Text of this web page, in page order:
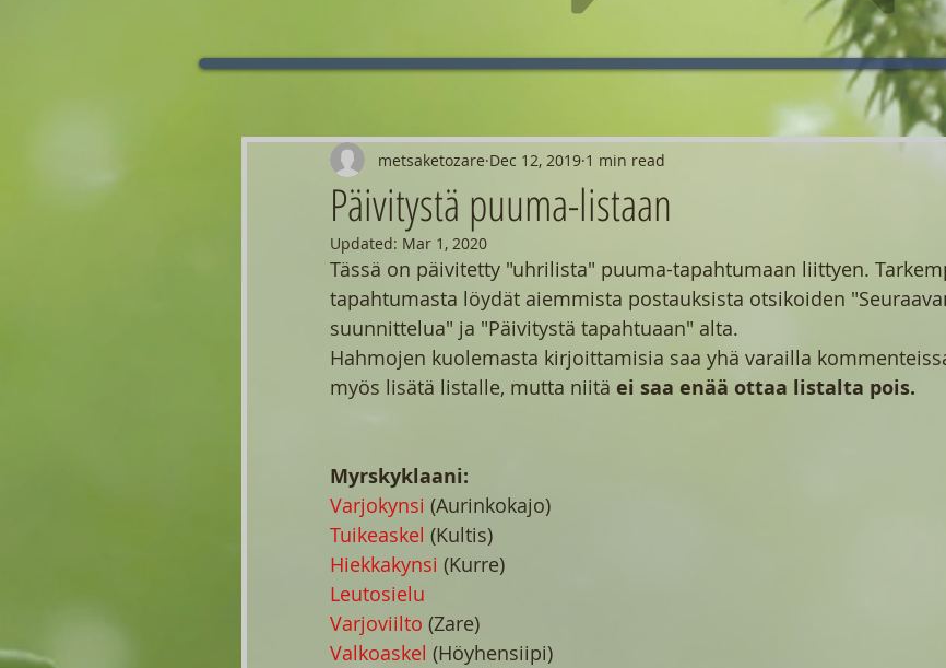
Päivitystä puuma-listaan
metsaketozare Dec 12, 2019 1 min read
Updated: Mar 1, 2020
Tässä on päivitetty "uhrilista" puuma-tapahtumaan liittyen.
tapahtumasta löydät aiemmista postauksista otsikoiden
suunnittelua" ja "Päivitystä tapahtuaan" alta.
Hahmojen kuolemasta kirjoittamisia saa yhä varailla
myös lisätä listalle, mutta niitä ei saa enää ottaa listalta pois.
Myrskyklaani:
Varjokynsi (Aurinkokajo)
Tuikeaskel (Kultis)
Hiekkakynsi (Kurre)
Leutosielu
Varjoviilto (Zare)
Valkoaskel (Höyhensiipi)